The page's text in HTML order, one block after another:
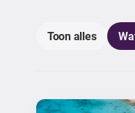
Toon alles